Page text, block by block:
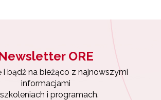
ORE
i bądź na bieżąco z najnowszymi
informacjami
i programach.